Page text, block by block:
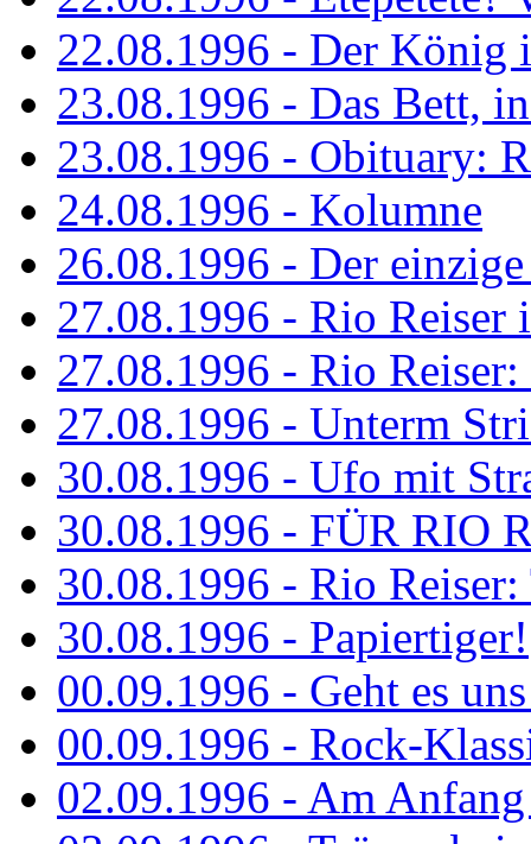
22.08.1996 - Der König
23.08.1996 - Das Bett,
23.08.1996 - Obituary:
24.08.1996 - Kolumne
26.08.1996 - Der
27.08.1996 - Rio Reiser
27.08.1996 - Rio
27.08.1996 - Unterm
30.08.1996 - Ufo mit
30.08.1996 - FÜR RIO
30.08.1996 - Rio
30.08.1996 - Papiertiger!
00.09.1996 - Geht es
00.09.1996 - Rock-
02.09.1996 - Am